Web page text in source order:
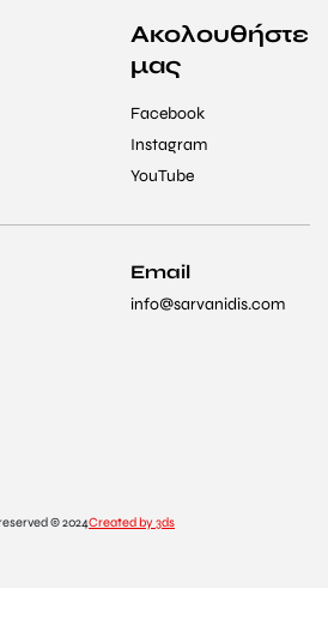
Ακολουθήστε
μας
Facebook
Instagram
YouTube
© 2024Created by 3ds
Email
info@sarvanidis.com